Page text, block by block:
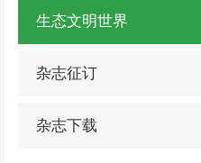
生态文明世界
杂志征订
杂志下载